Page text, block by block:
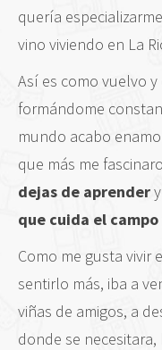
quería
vino viviendo en La
Así es como vuelvo
formándome
mundo acabo
que más me
dejas de aprender
que cuida el
Como me gusta vivir
sentirlo más, iba a
viñas de amigos, a
donde se